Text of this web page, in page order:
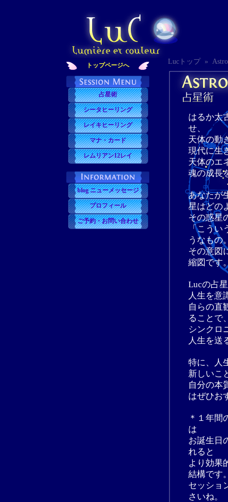
トップページへ
占星術
シータヒーリング
レイキヒーリング
マナ・カード
レムリアン12レイ
blog ニューメッセージ
プロフィール
ご予約・お問い合わせ
Lucトップ »
はるか太
せ、
天体の動
現代に生
天体のエ
魂の成長
あなたが
星はどの
その惑星
「こう
うなもの
その意図
縮図です
Lucの占
人生を意
自らの直
ることで
シンクロ
人生を送
特に、人
新しいこ
自分の本
はぜひお
＊１年間
は
お誕生日
れると
より効果
結構です
セッショ
さいね。